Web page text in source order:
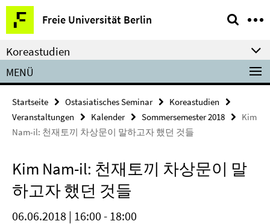
Springe
direkt
zu
Inhalt
Freie Universität Berlin
Service-
Navigation
Koreastudien
MENÜ
Startseite Ostasiatisches Seminar
Koreastudien
Veranstaltungen
Kalender Sommersemester 2018
Kim
Nam-il: 천재토끼 차상문이 말하고자 했던 것들
Kim Nam-il: 천재토끼 차상문이 말
하고자 했던 것들
06.06.2018 | 16:00 - 18:00